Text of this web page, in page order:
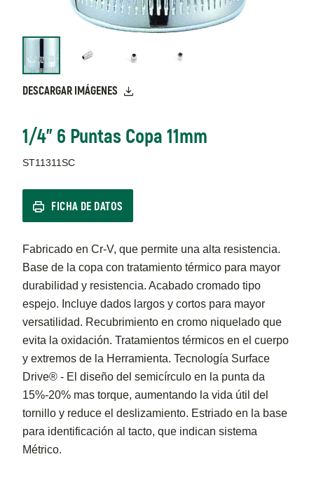
DESCARGAR IMÁGENES
1/4" 6 Puntas Copa 11mm
ST11311SC
FICHA DE DATOS
Fabricado en Cr-V, que permite una alta resistencia.
Base de la copa con tratamiento térmico para mayor
durabilidad y resistencia. Acabado cromado tipo
espejo. Incluye dados largos y cortos para mayor
versatilidad. Recubrimiento en cromo niquelado que
evita la oxidación. Tratamientos térmicos en el cuerpo
y extremos de la Herramienta. Tecnología Surface
Drive® - El diseño del semicírculo en la punta da
15%-20% mas torque, aumentando la vida útil del
tornillo y reduce el deslizamiento. Estriado en la base
para identificación al tacto, que indican sistema
Métrico.